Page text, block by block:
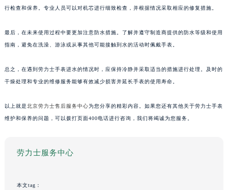
行检查和保养。专业人员可以对机芯进行细致检查，并根据情况采取相应的修复措施。
最后，在未来使用过程中要更加注意防水措施。了解并遵守制造商提供的防水等级和使用
指南，避免在洗澡、游泳或从事其他可能接触到水的活动时佩戴手表。
总之，在遇到劳力士手表进水的情况时，应保持冷静并采取适当的措施进行处理。及时的
干燥处理和专业的维修服务能够有效减少损害并延长手表的使用寿命。
以上就是北京劳力士售后服务中心为您分享的精彩内容。如果您还有其他关于劳力士手表
维护和保养的问题，可以拨打页面400电话进行咨询，我们将竭诚为您服务。
劳力士服务中心
本文tag：